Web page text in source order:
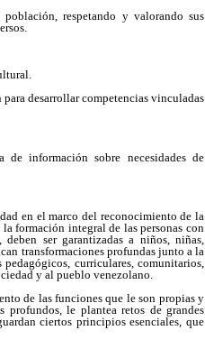
respetando y valorando sus
desarrollar competencias vinculadas
información sobre necesidades de
en el marco del reconocimiento de la
formación integral de las personas con
ser garantizadas a niños, niñas,
transformaciones profundas junto a la
curriculares, comunitarios,
y al pueblo venezolano.
de las funciones que le son propias y
profundos, le plantea retos de grandes
ciertos principios esenciales, que